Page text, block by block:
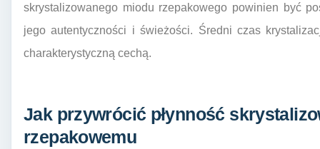
skrystalizowanego miodu rzepakowego powinien być
jego autentyczności i świeżości. Średni czas
charakterystyczną cechą.
Jak przywrócić płynność
rzepakowemu